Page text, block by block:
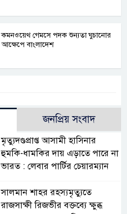
কমনওয়েথ গেমসে পদক শুন্যতা ঘুচানোর
আক্ষেপে বাংলাদেশ
জনপ্রিয় সংবাদ
মৃত্যুদণ্ডপ্রাপ্ত আসামী হাসিনার
হুমকি-ধামকির দায় এড়াতে পারে না
ভারত : লেবার পার্টির চেয়ারম্যান
সালমান শাহর রহস্যমৃত্যুতে
রাজসাক্ষী রিজভীর বক্তব্যে ক্ষুব্ধ